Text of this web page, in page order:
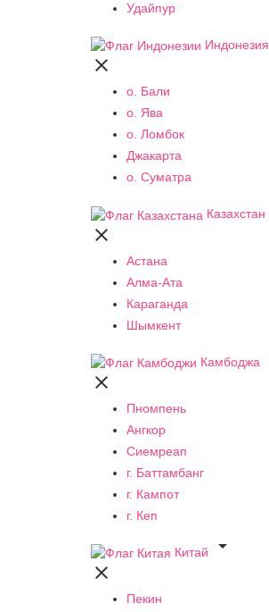
Удайпур
Индонезия

о. Бали
о. Ява
о. Ломбок
Джакарта
о. Суматра
Казахстан

Астана
Алма-Ата
Караганда
Шымкент
Камбоджа

Пномпень
Ангкор
Сиемреап
г. Баттамбанг
г. Кампот
г. Кеп
Китай


Пекин